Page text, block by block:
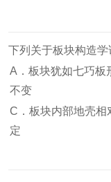
下列关于板块构造
A．板块犹如七巧板
不变
C．板块内部地壳相
定